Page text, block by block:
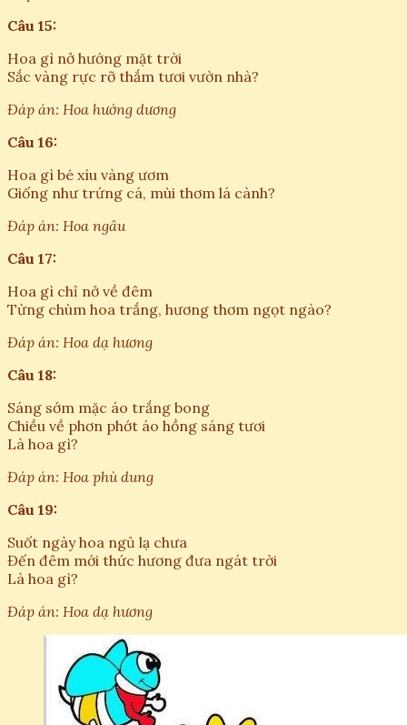
Câu 15:
Hoa gì nở hướng mặt trời
Sắc vàng rực rỡ thắm tươi vườn nhà?
Đáp án: Hoa hướng dương
Câu 16:
Hoa gì bé xíu vàng ươm
Giống như trứng cá, mùi thơm lá cành?
Đáp án: Hoa ngâu
Câu 17:
Hoa gì chỉ nở về đêm
Từng chùm hoa trắng, hương thơm ngọt ngào?
Đáp án: Hoa dạ hương
Câu 18:
Sáng sớm mặc áo trắng bong
Chiều về phơn phớt áo hồng sáng tươi
Là hoa gì?
Đáp án: Hoa phù dung
Câu 19:
Suốt ngày hoa ngủ lạ chưa
Đến đêm mới thức hương đưa ngát trời
Là hoa gì?
Đáp án: Hoa dạ hương